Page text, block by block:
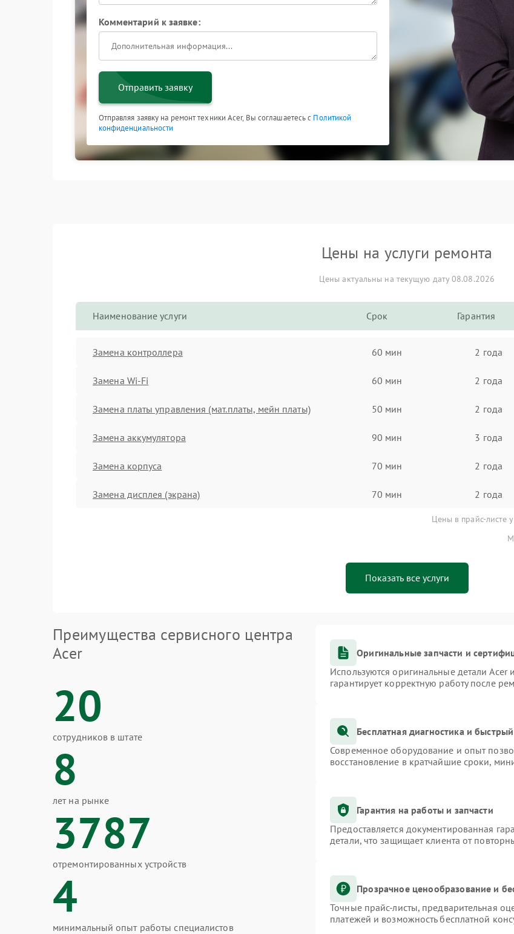
Комментарий к заявке:
Отправить заявку
Отправляя заявку на ремонт техники Acer, Вы соглашаетесь с Политикой
конфиденциальности
Цены на услуги ремонта
Цены актуальны на текущую дату 08.08.2026
Наименование услуги Срок Гарантия
Замена контроллера 60 мин 2 года
Замена Wi-Fi 60 мин 2 года
Замена платы управления (мат.платы, мейн платы) 50 мин 2 года
Замена аккумулятора 90 мин 3 года
Замена корпуса 70 мин 2 года
Замена дисплея (экрана) 70 мин 2 года
Цены в прайс-листе
Показать все услуги
Преимущества сервисного центра
Acer
20
сотрудников в штате
8
лет на рынке
3787
отремонтированных устройств
4
минимальный опыт работы специалистов
Оригинальные запчасти и
Используются оригинальные детали
гарантирует корректную работу после
Бесплатная диагностика и
Современное оборудование и опыт
восстановление в кратчайшие сроки,
Гарантия на работы и запчасти
Предоставляется документированная
детали, что защищает клиента от
Прозрачное ценообразование и
Точные прайс-листы, предварительная
платежей и возможность бесплатной